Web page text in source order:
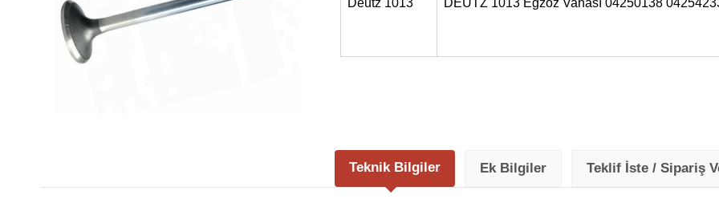
Deutz 1013 DEUTZ 1013 Egzoz Vanası 04250138
Teknik Bilgiler Ek Bilgiler Teklif İste / Sipariş